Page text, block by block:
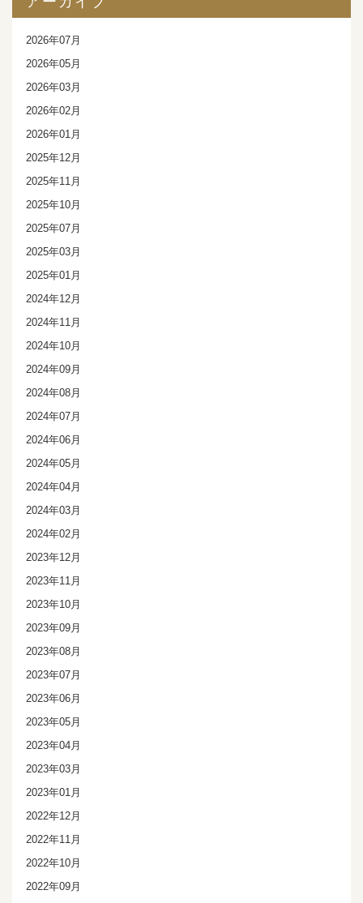
2026年07月
2026年05月
2026年03月
2026年02月
2026年01月
2025年12月
2025年11月
2025年10月
2025年07月
2025年03月
2025年01月
2024年12月
2024年11月
2024年10月
2024年09月
2024年08月
2024年07月
2024年06月
2024年05月
2024年04月
2024年03月
2024年02月
2023年12月
2023年11月
2023年10月
2023年09月
2023年08月
2023年07月
2023年06月
2023年05月
2023年04月
2023年03月
2023年01月
2022年12月
2022年11月
2022年10月
2022年09月